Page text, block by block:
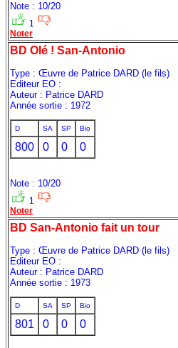
Note : 10/20
1
Noter
BD Olé ! San-Antonio
Type : Œuvre de Patrice DARD (le fils)
Editeur EO :
Auteur : Patrice DARD
Année sortie : 1972
D SA SP Bio
800 0 0 0
Note : 10/20
1
Noter
BD San-Antonio fait un tour
Type : Œuvre de Patrice DARD (le fils)
Editeur EO :
Auteur : Patrice DARD
Année sortie : 1973
D SA SP Bio
801 0 0 0